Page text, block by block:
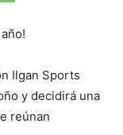
Ilgan Sports
y decidirá una
reúnan